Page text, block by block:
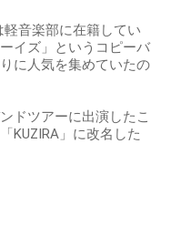
音楽部に在籍してい
イズ」というコピーバ
に人気を集めていたの
ドツアーに出演したこ
KUZIRA」に改名した